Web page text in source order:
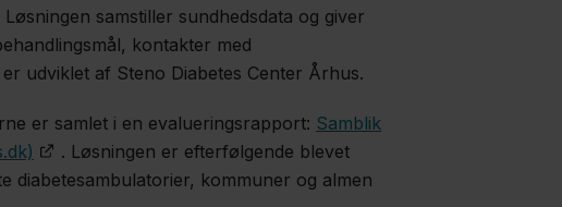
samstiller sundhedsdata og giver
kontakter med
udviklet af Steno Diabetes Center Århus.
er samlet i en evalueringsrapport: Samblik
. Løsningen er efterfølgende blevet
kommuner og almen